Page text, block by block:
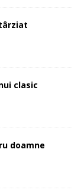
clasic
doamne